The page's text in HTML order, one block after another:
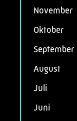
November
Oktober
September
August
Juli
Juni